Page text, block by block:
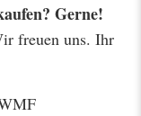
Gerne!
freuen uns. Ihr